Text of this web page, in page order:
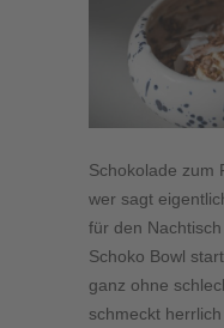
Schokolade zum
wer sagt
für den
Schoko Bowl
ganz ohne
schmeckt